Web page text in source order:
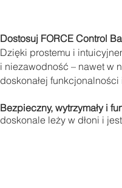
Dostosuj FORCE Control
Dzięki prostemu i
i niezawodność – nawet w
doskonałej
Bezpieczny, wytrzymały i
doskonale leży w dłoni i